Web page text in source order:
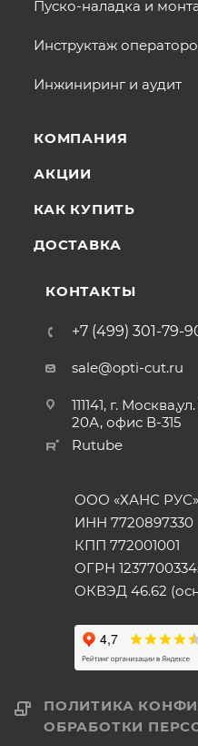
Пуско-наладка и
Инструктаж
Инжиниринг и аудит
КОМПАНИЯ
АКЦИИ
КАК КУПИТЬ
ДОСТАВКА
КОНТАКТЫ
+7 (499) 301-79-
sale@opti-cut.ru
111141, г.
20А, офис В-315
Rutube
ООО «ХАНС РУС»
ИНН 7720897330
КПП 772001001
ОГРН
ОКВЭД 46.62
ПОЛИТИКА
ОБРАБОТКИ